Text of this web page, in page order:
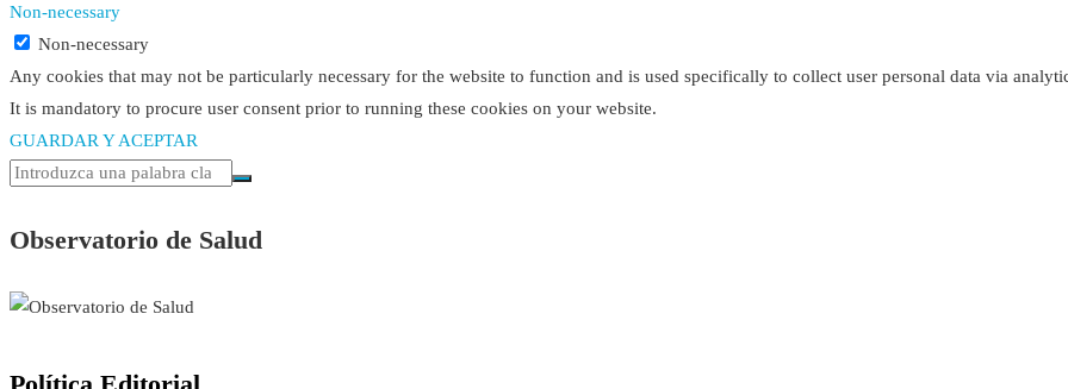
Non-necessary
Non-necessary
Any cookies that may not be particularly necessary for the website to function and is used specifically to collect user personal data via
It is mandatory to procure user consent prior to running these cookies on your website.
GUARDAR Y ACEPTAR
Observatorio de Salud